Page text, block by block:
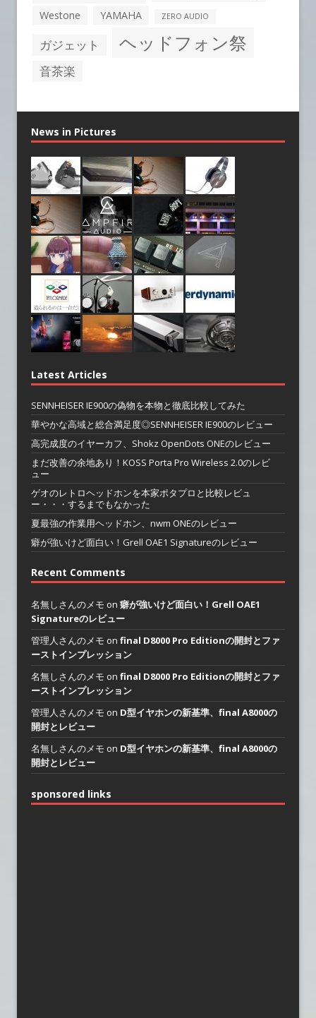
Westone YAMAHA ZERO AUDIO
ガジェット ヘッドフォン祭
音茶楽
News in Pictures
Latest Articles
SENNHEISER IE900の偽物を本物と徹底比較してみた
華やかな高域と総合満足度◎SENNHEISER IE900のレビュー
高完成度のイヤーカフ、Shokz OpenDots ONEのレビュー
まだ改善の余地あり！KOSS Porta Pro Wireless 2.0のレビ
ュー
ゲオのレトロヘッドホンを本家ポタプロと比較レビュ
ー・・・するまでもなかった
夏最強の作業用ヘッドホン、nwm ONEのレビュー
癖が強いけど面白い！Grell OAE1 Signatureのレビュー
Recent Comments
名無しさんのメモ on 癖が強いけど面白い！Grell OAE1
Signatureのレビュー
管理人さんのメモ on final D8000 Pro Editionの開封とファ
ーストインプレッション
名無しさんのメモ on final D8000 Pro Editionの開封とファ
ーストインプレッション
管理人さんのメモ on D型イヤホンの新基準、final A8000の
開封とレビュー
名無しさんのメモ on D型イヤホンの新基準、final A8000の
開封とレビュー
sponsored links